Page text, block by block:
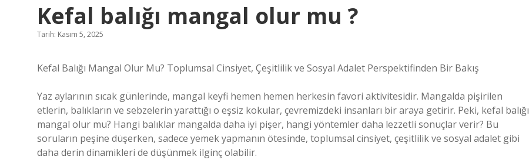
Kefal balığı mangal olur mu ?
Tarih: Kasım 5, 2025
Kefal Balığı Mangal Olur Mu? Toplumsal Cinsiyet, Çeşitlilik ve Sosyal Adalet Perspektifinden Bir Bakış
Yaz aylarının sıcak günlerinde, mangal keyfi hemen hemen herkesin favori aktivitesidir. Mangalda pişirilen
etlerin, balıkların ve sebzelerin yarattığı o eşsiz kokular, çevremizdeki insanları bir araya getirir. Peki, kefal balığı
mangal olur mu? Hangi balıklar mangalda daha iyi pişer, hangi yöntemler daha lezzetli sonuçlar verir? Bu
soruların peşine düşerken, sadece yemek yapmanın ötesinde, toplumsal cinsiyet, çeşitlilik ve sosyal adalet gibi
daha derin dinamikleri de düşünmek ilginç olabilir.